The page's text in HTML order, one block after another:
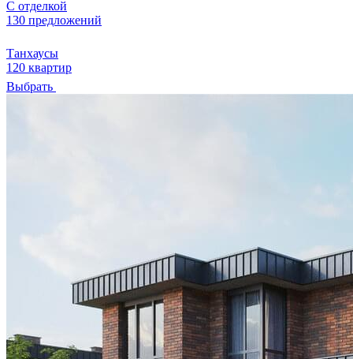
С отделкой
130 предложений
Танхаусы
120 квартир
Выбрать